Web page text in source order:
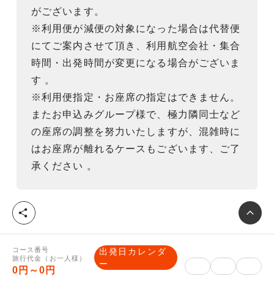
がございます。
※利用便が減便の対象になった場合は代替便
にてご案内させて頂き、利用航空会社・集合
時間・出発時間が変更になる場合がございま
す 。
※利用便指定・お座席の指定はできません。
またお申込みグループ様で、極力隣同士など
の座席の調整を努力いたしますが、混雑時に
はお座席が離れるケースもございます、ご了
承ください 。
重要事項説明
コース番号
旅行代金（お一人様）
0円～0円
出発日カレンダ
ー
シ
ェ
ア